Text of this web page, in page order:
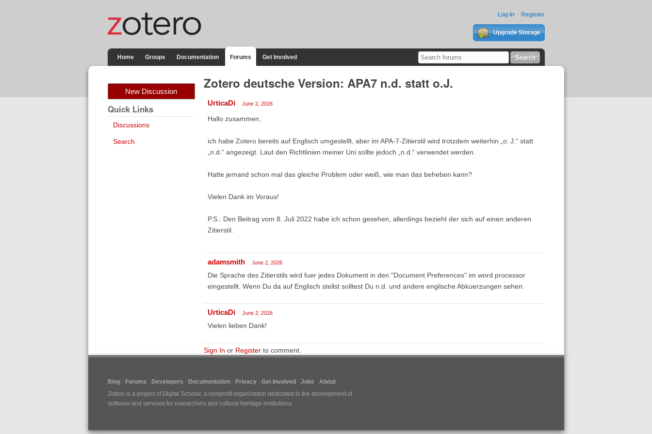
Log In Register
Upgrade Storage
Home Groups Documentation Forums Get Involved
New Discussion
Quick Links
Discussions
Search
Zotero deutsche Version: APA7 n.d. statt o.J.
UrticaDi June 2, 2026
Hallo zusammen,
ich habe Zotero bereits auf Englisch umgestellt, aber im APA‑7‑Zitierstil wird trotzdem weiterhin „o. J.“ statt
„n.d.“ angezeigt. Laut den Richtlinien meiner Uni sollte jedoch „n.d.“ verwendet werden.
Hatte jemand schon mal das gleiche Problem oder weiß, wie man das beheben kann?
Vielen Dank im Voraus!
P.S.: Den Beitrag vom 8. Juli 2022 habe ich schon gesehen, allerdings bezieht der sich auf einen anderen
Zitierstil.
adamsmith June 2, 2026
Die Sprache des Zitierstils wird fuer jedes Dokument in den "Document Preferences" im word processor
eingestellt. Wenn Du da auf Englisch stellst solltest Du n.d. und andere englische Abkuerzungen sehen.
UrticaDi June 2, 2026
Vielen lieben Dank!
Sign In or Registerto comment.
Blog Forums Developers Documentation Privacy Get Involved Jobs
About
Zotero is a project of Digital Scholar, a nonprofit organization dedicated to the development of
software and services for researchers and cultural heritage institutions.